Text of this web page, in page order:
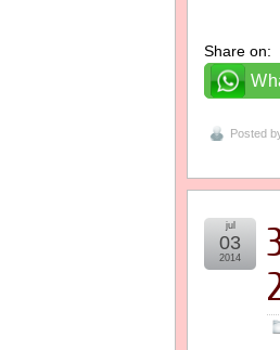
Share on:
Posted
jul
03
2014